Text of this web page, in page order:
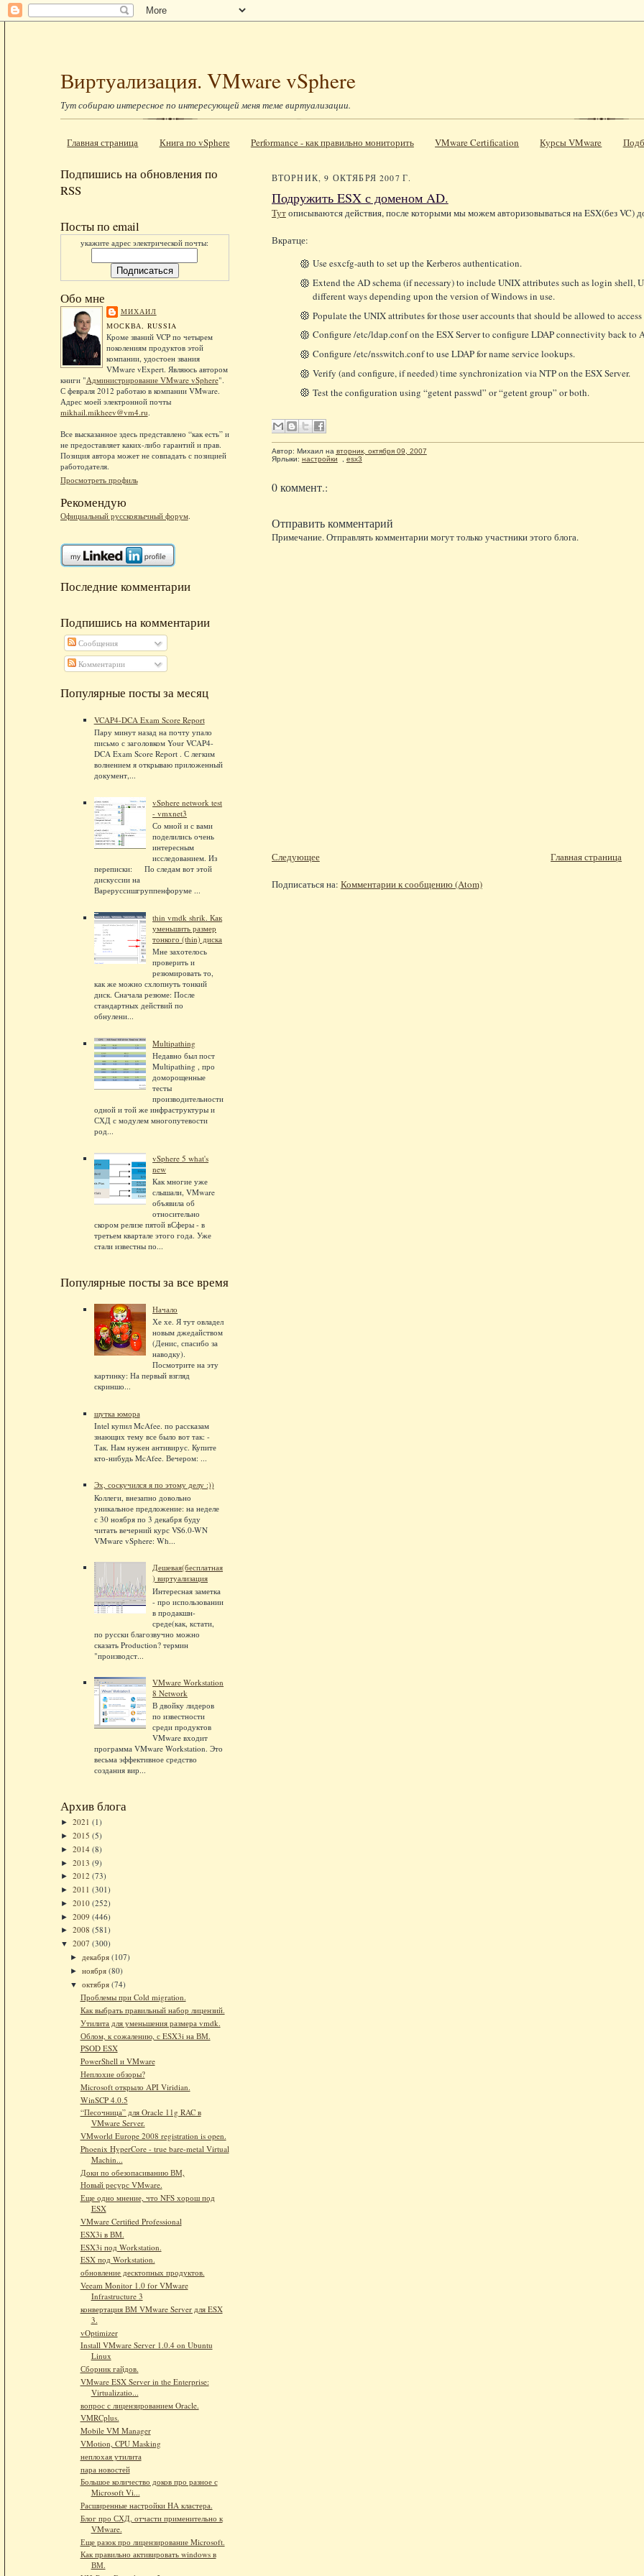
Виртуализация. VMware vSphere
Тут собираю интересное по интересующей меня теме виртуализации.
Главная страница Книга по vSphere Performance - как правильно мониторить VMware Certification Курсы VMware
Подпишись на обновления по
RSS
Посты по email
укажите адрес электрической почты:
Обо мне
МИХАИЛ
МОСКВА, RUSSIA
Кроме званий VCP по четырем
поколениям продуктов этой
компании, удостоен звания
VMware vExpert. Являюсь автором
книги "Администрирование VMware vSphere".
С февраля 2012 работаю в компании VMware.
Адрес моей электронной почты
mikhail.mikheev@vm4.ru.
Все высказанное здесь представлено “как есть” и
не предоставляет каких-либо гарантий и прав.
Позиция автора может не совпадать с позицией
работодателя.
Просмотреть профиль
Рекомендую
Официальный русскоязычный форум.
Последние комментарии
Подпишись на комментарии
Сообщения
Комментарии
Популярные посты за месяц
VCAP4-DCA Exam Score Report
Пару минут назад на почту упало
письмо с заголовком Your VCAP4-
DCA Exam Score Report . С легким
волнением я открываю приложенный
документ,...
vSphere network test
- vmxnet3
Со мной и с вами
поделились очень
интересным
исследованием. Из
переписки: По следам вот этой
дискуссии на
Вареруссишгруппенфоруме ...
thin vmdk shrik. Как
уменьшить размер
тонкого (thin) диска
Мне захотелось
проверить и
резюмировать то,
как же можно схлопнуть тонкий
диск. Сначала резюме: После
стандартных действий по
обнулени...
Multipathing
Недавно был пост
Multipathing , про
доморощенные
тесты
производительности
одной и той же инфраструктуры и
СХД с модулем многопутевости
род...
vSphere 5 what's
new
Как многие уже
слышали, VMware
объявила об
относительно
скором релизе пятой вСферы - в
третьем квартале этого года. Уже
стали известны по...
Популярные посты за все время
Начало
Хе хе. Я тут овладел
новым джедайством
(Денис, спасибо за
наводку).
Посмотрите на эту
картинку: На первый взгляд
скриншо...
шутка юмора
Intel купил McAfee. по рассказам
знающих тему все было вот так: -
Так. Нам нужен антивирус. Купите
кто-нибудь McAfee. Вечером: ...
Эх, соскучился я по этому делу :))
Коллеги, внезапно довольно
уникальное предложение: на неделе
с 30 ноября по 3 декабря буду
читать вечерний курс VS6.0-WN
VMware vSphere: Wh...
Дешевая(бесплатная
) виртуализация
Интересная заметка
- про использовании
в продакшн-
среде(как, кстати,
по русски благозвучно можно
сказать Production? термин
"производст...
VMware Workstation
8 Network
В двойку лидеров
по известности
среди продуктов
VMware входит
программа VMware Workstation. Это
весьма эффективное средство
создания вир...
Архив блога
► 2021 (1)
► 2015 (5)
► 2014 (8)
► 2013 (9)
► 2012 (73)
► 2011 (301)
► 2010 (252)
► 2009 (446)
► 2008 (581)
▼ 2007 (300)
► декабря (107)
► ноября (80)
▼ октября (74)
Проблемы при Cold migration.
Как выбрать правильный набор лицензий.
Утилита для уменьшения размера vmdk.
Облом, к сожалению, с ESX3i на ВМ.
PSOD ESX
PowerShell и VMware
Неплохие обзоры?
Microsoft открыло API Viridian.
WinSCP 4.0.5
“Песочница” для Oracle 11g RAC в
VMware Server.
VMworld Europe 2008 registration is open.
Phoenix HyperCore - true bare-metal Virtual
Machin...
Доки по обезопасиванию ВМ,
Новый ресурс VMware.
Еще одно мнение, что NFS хорош под
ESX
VMware Certified Professional
ESX3i в ВМ.
ESX3i под Workstation.
ESX под Workstation.
обновление десктопных продуктов.
Veeam Monitor 1.0 for VMware
Infrastructure 3
конвертация ВМ VMware Server для ESX
3.
vOptimizer
Install VMware Server 1.0.4 on Ubuntu
Linux
Сборник гайдов.
VMware ESX Server in the Enterprise:
Virtualizatio...
вопрос с лицензированием Oracle.
VMRCplus.
Mobile VM Manager
VMotion, CPU Masking
неплохая утилита
пара новостей
Большое количество доков про разное с
Microsoft Vi...
Расширенные настройки HA кластера.
Блог про СХД, отчасти применительно к
VMware.
Еще разок про лицензирование Microsoft.
Как правильно активировать windows в
ВМ.
ВТОРНИК, 9 ОКТЯБРЯ 2007 Г.
Подружить ESX с доменом AD.
Тутописываются действия, после которыми мы можем авторизовываться на ESX(без VC)
Вкратце:
Use esxcfg-auth to set up the Kerberos authentication.
Extend the AD schema (if necessary) to include UNIX attributes such as login shell,
different ways depending upon the version of Windows in use.
Populate the UNIX attributes for those user accounts that should be allowed to access
Configure /etc/ldap.conf on the ESX Server to configure LDAP connectivity back to
Configure /etc/nsswitch.conf to use LDAP for name service lookups.
Verify (and configure, if needed) time synchronization via NTP on the ESX Server.
Test the configuration using “getent passwd” or “getent group” or both.
Автор: Михаил на вторник, октября 09, 2007
Ярлыки: настройки esx3
0 коммент.:
Отправить комментарий
Примечание. Отправлять комментарии могут только участники этого блога.
Следующее Главная страница
Подписаться на: Комментарии к сообщению (Atom)